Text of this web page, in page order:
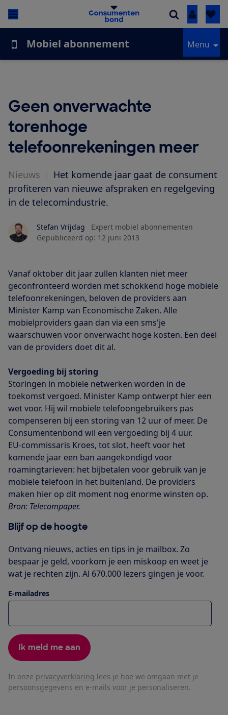
Inloggen
Mobiel abonnement Menu
Geen onverwachte
torenhoge
telefoonrekeningen meer
Nieuws
Het komende jaar gaat de consument
profiteren van nieuwe afspraken en regelgeving
in de telecomindustrie.
Stefan Vrijdag
Expert mobiel abonnementen
Gepubliceerd op: 12 juni 2013
Vanaf oktober dit jaar zullen klanten niet meer
geconfronteerd worden met schokkend hoge mobiele
telefoonrekeningen, beloven de providers aan
Minister Kamp van Economische Zaken. Alle
mobielproviders gaan dan via een sms'je
waarschuwen voor onverwacht hoge kosten. Een deel
van de providers doet dit al.
Vergoeding bij storing
Storingen in mobiele netwerken worden in de
toekomst vergoed. Minister Kamp ontwerpt hier een
wet voor. Hij wil mobiele telefoongebruikers pas
compenseren bij een storing van 12 uur of meer. De
Consumentenbond wil een vergoeding bij 4 uur.
EU-commissaris Kroes, tot slot, heeft voor het
komende jaar een ban aangekondigd voor
roamingtarieven: het bijbetalen voor gebruik van je
mobiele telefoon in het buitenland. De providers
maken hier op dit moment nog enorme winsten op.
Bron: Telecompaper.
Blijf op de hoogte
Ontvang nieuws, acties en tips in je mailbox. Zo
bespaar je geld, voorkom je een miskoop en weet je
wat je rechten zijn. Al 670.000 lezers gingen je voor.
E-mailadres
Ik meld me aan
In onze privacyverklaring lees je hoe we omgaan met je
persoonsgegevens en e-mails voor je personaliseren.